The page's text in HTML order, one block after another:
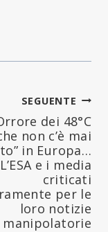
SEGUENTE
dei 48°C
non c’è mai
in Europa…
L’ESA e i media
criticati
per le
loro notizie
manipolatorie